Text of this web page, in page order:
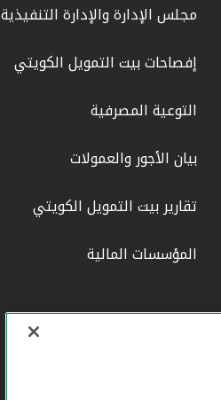
مجلس الإدارة والإدارة التنفيذية
إفصاحات بيت التمويل الكويتي
التوعية المصرفية
بيان الأجور والعمولات
تقارير بيت التمويل الكويتي
المؤسسات المالية